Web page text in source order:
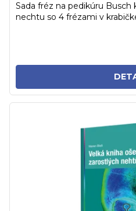
Sada fréz na pedikúru Busch
nechtu so 4 frézami v